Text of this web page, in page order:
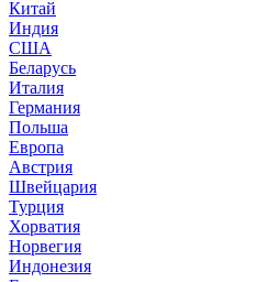
Китай
Индия
США
Беларусь
Италия
Германия
Польша
Европа
Австрия
Швейцария
Турция
Хорватия
Норвегия
Индонезия